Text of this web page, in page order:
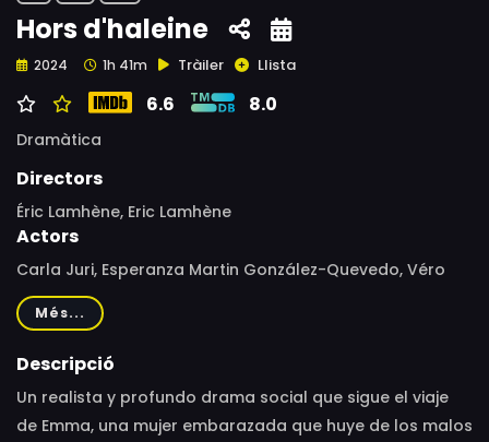
Hors d'haleine
2024 1h 41m Tràiler Llista
6.6 8.0
Dramàtica
Directors
Éric Lamhène, Eric Lamhène
Actors
Carla Juri, Esperanza Martin González-Quevedo, Véro
Tshanda Beya Mputu, Alessia Raschella, Luc Schiltz,
Véronique Tshanda Beya, Sascha Ley, Freddy Djanabia
Més...
Descripció
Un realista y profundo drama social que sigue el viaje
de Emma, una mujer embarazada que huye de los malos